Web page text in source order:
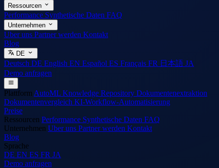
Ressourcen
Performance Synthetische Daten FAQ
Unternehmen
Uber uns Partner werden Kontakt
Blog
DE
Deutsch DE English EN Español ES Français FR 日本語 JA
Demo anfragen
Plattform AutoML Knowledge Repository Dokumentenextraktion
Dokumentenvergleich KI-Workflow-Automatisierung
Preise
Ressourcen Performance Synthetische Daten FAQ
Unternehmen Uber uns Partner werden Kontakt
Blog
Sprache
DE EN ES FR JA
Demo anfragen